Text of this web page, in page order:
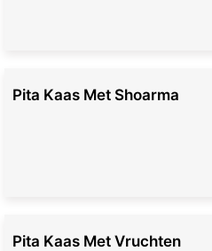
Pita Kaas Met Shoarma
Pita Kaas Met Vruchten